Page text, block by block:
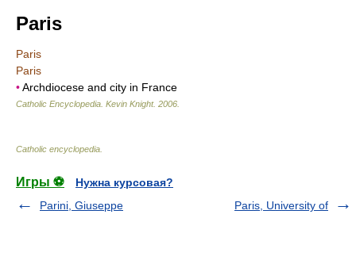
Paris
Paris
Paris
•Archdiocese and city in France
Catholic Encyclopedia Kevin Knight. 2006
Catholic encyclopedia
Игры ⚽
Нужна курсовая?
Parini, Giuseppe
Paris, University of